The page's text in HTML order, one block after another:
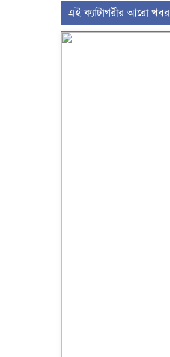
এই ক্যাটাগরীর আরো খবর